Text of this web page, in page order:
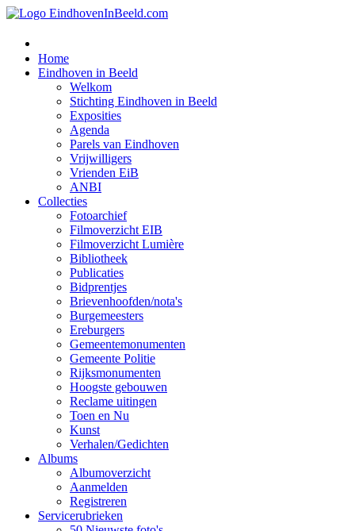
Home
Eindhoven in Beeld
Welkom
Stichting Eindhoven in Beeld
Exposities
Agenda
Parels van Eindhoven
Vrijwilligers
Vrienden EiB
ANBI
Collecties
Fotoarchief
Filmoverzicht EIB
Filmoverzicht Lumière
Bibliotheek
Publicaties
Bidprentjes
Brievenhoofden/nota's
Burgemeesters
Ereburgers
Gemeentemonumenten
Gemeente Politie
Rijksmonumenten
Hoogste gebouwen
Reclame uitingen
Toen en Nu
Kunst
Verhalen/Gedichten
Albums
Albumoverzicht
Aanmelden
Registreren
Servicerubrieken